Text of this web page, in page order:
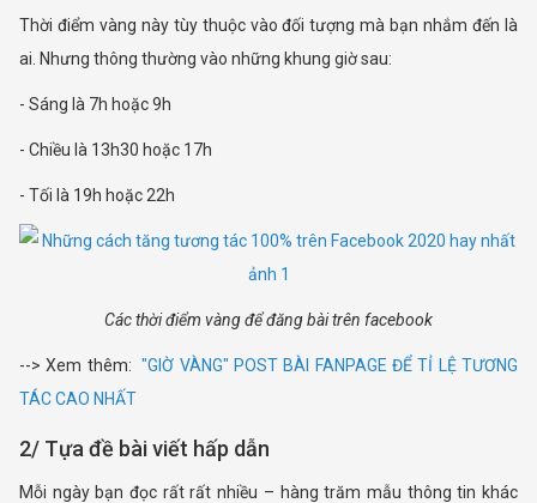
Thời điểm vàng này tùy thuộc vào đối tượng mà bạn nhắm đến là
ai. Nhưng thông thường vào những khung giờ sau:
- Sáng là 7h hoặc 9h
- Chiều là 13h30 hoặc 17h
- Tối là 19h hoặc 22h
Các thời điểm vàng để đăng bài trên facebook
--> Xem thêm:"GIỜ VÀNG" POST BÀI FANPAGE ĐỂ TỈ LỆ TƯƠNG
TÁC CAO NHẤT
2/ Tựa đề bài viết hấp dẫn
Mỗi ngày bạn đọc rất rất nhiều – hàng trăm mẫu thông tin khác